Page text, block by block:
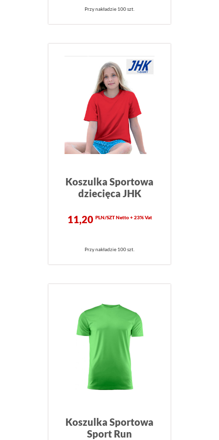
Przy nakładzie 100 szt.
Koszulka Sportowa
dziecięca JHK
11,20 PLN/SZT Netto + 23% Vat
Przy nakładzie 100 szt.
Koszulka Sportowa
Sport Run